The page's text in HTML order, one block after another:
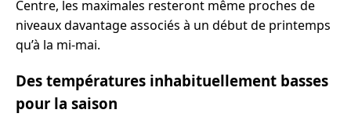
Centre, les maximales resteront même proches de
niveaux davantage associés à un début de printemps
qu’à la mi-mai.
Des températures inhabituellement basses
pour la saison